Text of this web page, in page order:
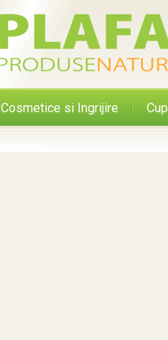
Cosmetice si Ingrijire